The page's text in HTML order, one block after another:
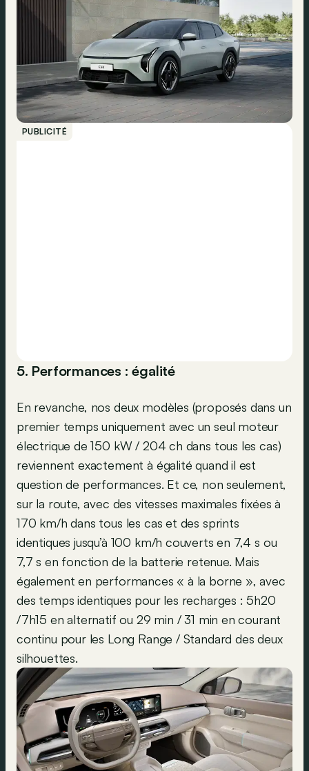
PUBLICITÉ
5. Performances : égalité
En revanche, nos deux modèles (proposés dans un
premier temps uniquement avec un seul moteur
électrique de 150 kW / 204 ch dans tous les cas)
reviennent exactement à égalité quand il est
question de performances. Et ce, non seulement,
sur la route, avec des vitesses maximales fixées à
170 km/h dans tous les cas et des sprints
identiques jusqu’à 100 km/h couverts en 7,4 s ou
7,7 s en fonction de la batterie retenue. Mais
également en performances « à la borne », avec
des temps identiques pour les recharges : 5h20
/7h15 en alternatif ou 29 min / 31 min en courant
continu pour les Long Range / Standard des deux
silhouettes.